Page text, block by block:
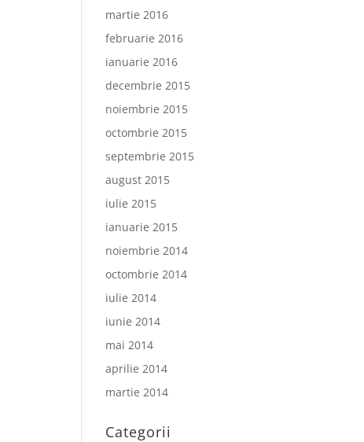
martie 2016
februarie 2016
ianuarie 2016
decembrie 2015
noiembrie 2015
octombrie 2015
septembrie 2015
august 2015
iulie 2015
ianuarie 2015
noiembrie 2014
octombrie 2014
iulie 2014
iunie 2014
mai 2014
aprilie 2014
martie 2014
Categorii